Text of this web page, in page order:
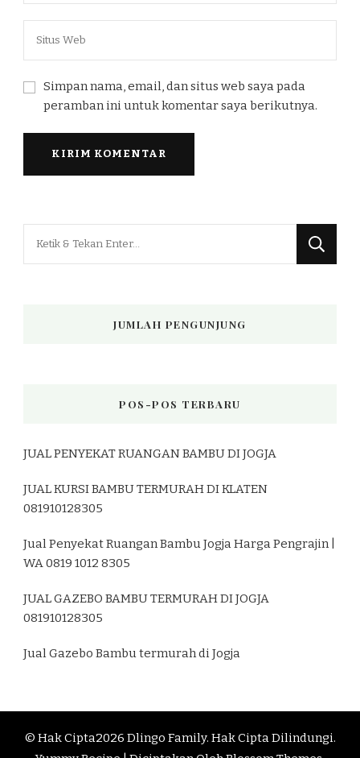
Simpan nama, email, dan situs web saya pada
peramban ini untuk komentar saya berikutnya.
JUMLAH PENGUNJUNG
POS-POS TERBARU
JUAL PENYEKAT RUANGAN BAMBU DI JOGJA
JUAL KURSI BAMBU TERMURAH DI KLATEN
081910128305
Jual Penyekat Ruangan Bambu Jogja Harga Pengrajin |
WA 0819 1012 8305
JUAL GAZEBO BAMBU TERMURAH DI JOGJA
081910128305
Jual Gazebo Bambu termurah di Jogja
© Hak Cipta2026 Dlingo Family. Hak Cipta Dilindungi.